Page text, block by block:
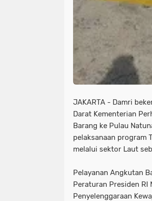
JAKARTA - Damri
Darat Kementerian
Barang ke Pulau
pelaksanaan program
melalui sektor Laut
Pelayanan Angkutan
Peraturan Presiden RI
Penyelenggaraan